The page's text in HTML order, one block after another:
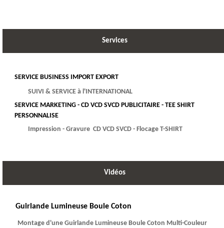
Services
SERVICE BUSINESS IMPORT EXPORT
SUIVI & SERVICE à l'INTERNATIONAL
SERVICE MARKETING - CD VCD SVCD PUBLICITAIRE - TEE SHIRT
PERSONNALISE
Impression - Gravure CD VCD SVCD - Flocage T-SHIRT
Vidéos
Guirlande Lumineuse Boule Coton
Montage d'une Guirlande Lumineuse Boule Coton Multi-Couleur